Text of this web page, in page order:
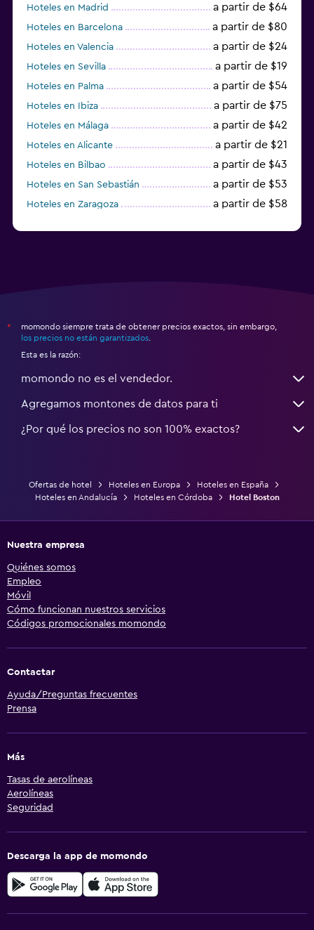
Hoteles en Madrid a partir de $64
Hoteles en Barcelona a partir de $80
Hoteles en Valencia a partir de $24
Hoteles en Sevilla a partir de $19
Hoteles en Palma a partir de $54
Hoteles en Ibiza a partir de $75
Hoteles en Málaga a partir de $42
Hoteles en Alicante a partir de $21
Hoteles en Bilbao a partir de $43
Hoteles en San Sebastián a partir de $53
Hoteles en Zaragoza a partir de $58
*
momondo siempre trata de obtener precios exactos, sin embargo,
los precios no están garantizados
Esta es la razón:
momondo no es el vendedor.
Agregamos montones de datos para ti
¿Por qué los precios no son 100% exactos?
Ofertas de hotel Hoteles en Europa
Hoteles en España
Hoteles en Andalucía
Hoteles en Córdoba Hotel Boston
Nuestra empresa
Quiénes somos
Empleo
Móvil
Cómo funcionan nuestros servicios
Códigos promocionales momondo
Contactar
Ayuda/Preguntas frecuentes
Prensa
Más
Tasas de aerolíneas
Aerolíneas
Seguridad
Descarga la app de momondo